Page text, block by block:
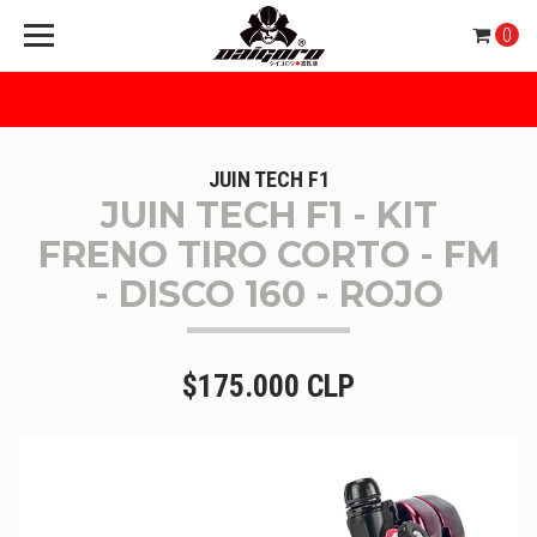
0
JUIN TECH F1
JUIN TECH F1 - KIT
FRENO TIRO CORTO - FM
- DISCO 160 - ROJO
$175.000 CLP